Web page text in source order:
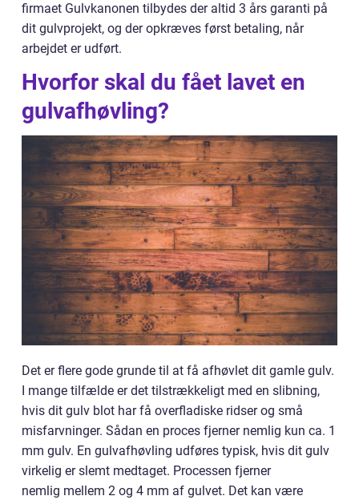
firmaet Gulvkanonen tilbydes der altid 3 års garanti på
dit gulvprojekt, og der opkræves først betaling, når
arbejdet er udført.
Hvorfor skal du fået lavet en
gulvafhøvling?
Det er flere gode grunde til at få afhøvlet dit gamle gulv.
I mange tilfælde er det tilstrækkeligt med en slibning,
hvis dit gulv blot har få overfladiske ridser og små
misfarvninger. Sådan en proces fjerner nemlig kun ca. 1
mm gulv. En gulvafhøvling udføres typisk, hvis dit gulv
virkelig er slemt medtaget. Processen fjerner
nemlig mellem 2 og 4 mm af gulvet. Det kan være